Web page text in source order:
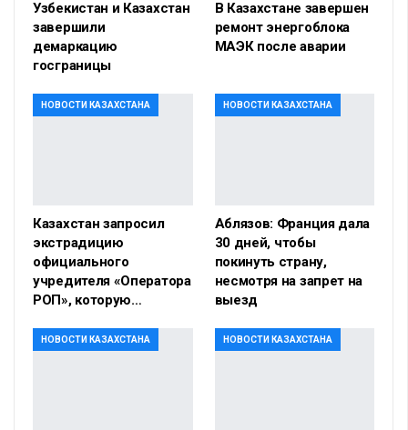
Узбекистан и Казахстан
завершили
демаркацию
госграницы
В Казахстане завершен
ремонт энергоблока
МАЭК после аварии
НОВОСТИ КАЗАХСТАНА
Казахстан запросил
экстрадицию
официального
учредителя «Оператора
РОП», которую…
НОВОСТИ КАЗАХСТАНА
Аблязов: Франция дала
30 дней, чтобы
покинуть страну,
несмотря на запрет на
выезд
НОВОСТИ КАЗАХСТАНА НОВОСТИ КАЗАХСТАНА